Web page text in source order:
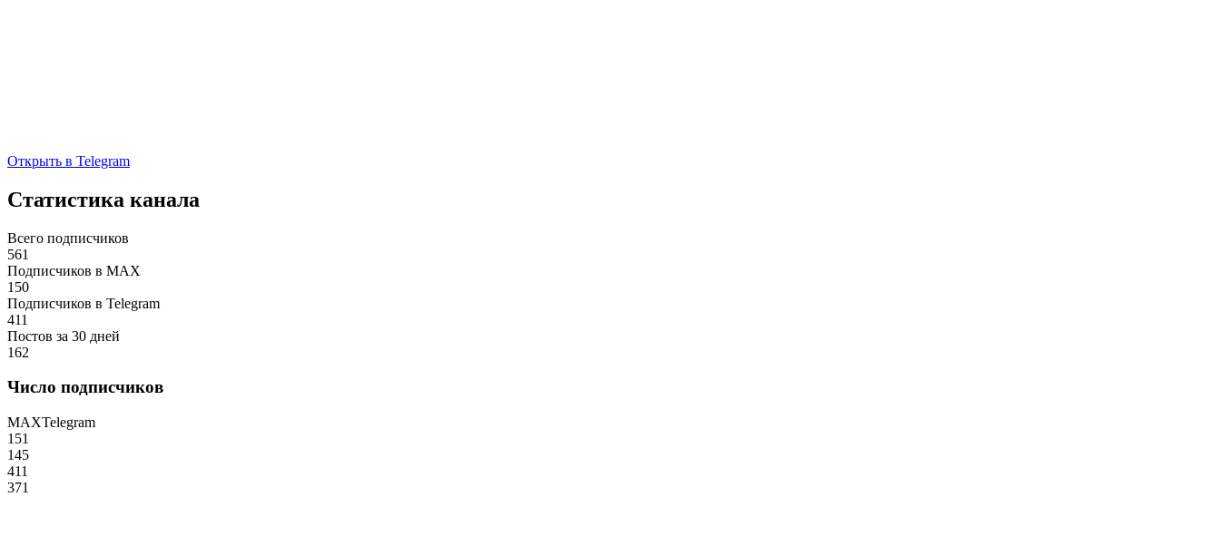
Открыть в Telegram
Статистика канала
Всего подписчиков
561
Подписчиков в MAX
150
Подписчиков в Telegram
411
Постов за 30 дней
162
Число подписчиков
MAXTelegram
151
145
411
371